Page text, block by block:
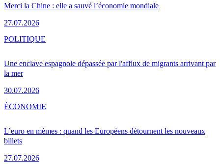
Merci la Chine : elle a sauvé l’économie mondiale
27.07.2026
Une enclave espagnole dépassée par l'afflux de migrants arrivant par
la mer
30.07.2026
POLITIQUE
L’euro en mèmes : quand les Européens détournent les nouveaux
billets
27.07.2026
ÉCONOMIE